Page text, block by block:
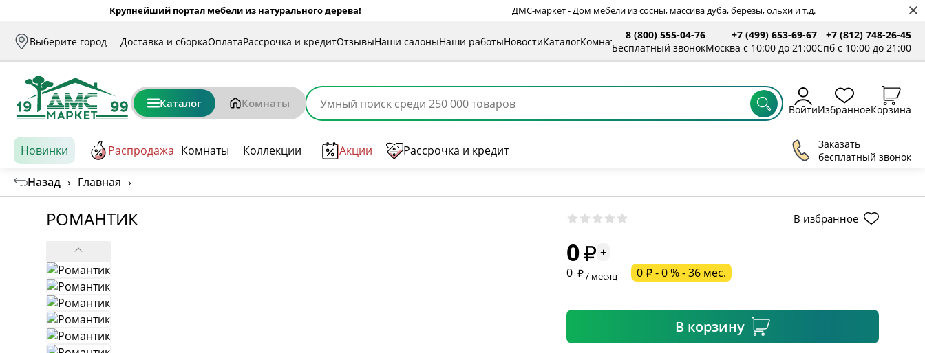
Крупнейший портал мебели из натурального дерева! ДМС-маркет - Дом мебели из сосны, массива дуба, берёзы, ольхи и т.д.
Выберите город Доставка и сборкаОплатаРассрочка и кредитОтзывыНаши салоныНаши работыНовостиКаталогКомнаты
8 (800) 555-04-76
Бесплатный звонок
+7 (499) 653-69-67
Москва с 10:00 до 21:00
+7 (812) 748-26-45
Спб с 10:00 до 21:00
Каталог Комнаты ВойтиИзбранноеКорзина
Новинки Распродажа Комнаты Коллекции Акции Рассрочка и кредит
Заказать
бесплатный звонок
Назад › Главная ›
РОМАНТИК В избранное
0
+
0
/ месяц 0 ₽ - 0 % - 36 мес.
В корзину
* необязательное поле